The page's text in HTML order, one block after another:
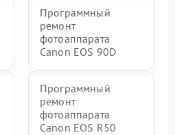
Программный
ремонт
фотоаппарата
Canon EOS 90D
Программный
ремонт
фотоаппарата
Canon EOS R50